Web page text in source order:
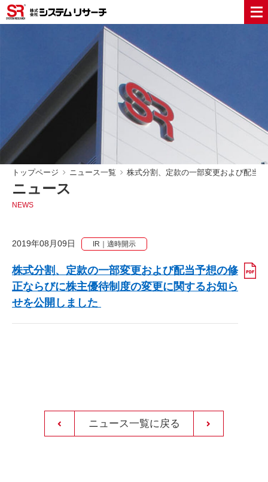
トップページ ニュース一覧 株式分割、定款の一部変更および配当
ニュース
NEWS
2019年08月09日 IR｜適時開示
株式分割、定款の一部変更および配当予想の修
正ならびに株主優待制度の変更に関するお知ら
せを公開しました
ニュース一覧に戻る